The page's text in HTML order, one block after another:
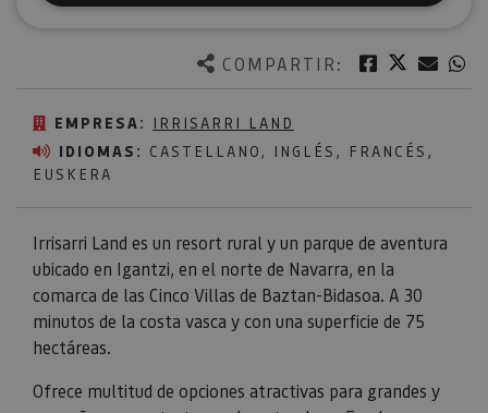
COMPARTIR: Facebook
Twitter
EMPRESA: IRRISARRI LAND
IDIOMAS: CASTELLANO, INGLÉS, FRANCÉS,
EUSKERA
Irrisarri Land es un resort rural y un parque de aventura
ubicado en Igantzi, en el norte de Navarra, en la
comarca de las Cinco Villas de Baztan-Bidasoa. A 30
minutos de la costa vasca y con una superficie de 75
hectáreas.
Ofrece multitud de opciones atractivas para grandes y